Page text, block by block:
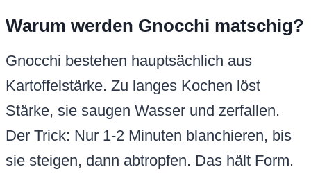
Warum werden Gnocchi matschig?
Gnocchi bestehen hauptsächlich aus
Kartoffelstärke. Zu langes Kochen löst
Stärke, sie saugen Wasser und zerfallen.
Der Trick: Nur 1-2 Minuten blanchieren, bis
sie steigen, dann abtropfen. Das hält Form.